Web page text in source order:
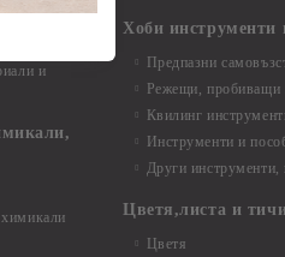
и
Хоби инструменти
Предпазни
Режещи, пробиващи
Квилинг
Инструменти и
Други инструменти,
Цветя,листа и
Цветя